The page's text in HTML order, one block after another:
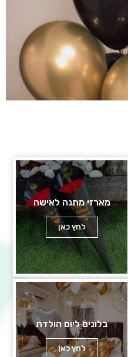
מארזי מתנה לאישה
לחץ כאן
בלונים ליום הולדת
לחץ כאן